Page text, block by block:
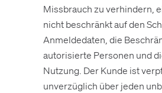
Missbrauch zu verhindern,
nicht beschränkt auf den
Anmeldedaten, die
autorisierte Personen und
Nutzung. Der Kunde ist
unverzüglich über jeden